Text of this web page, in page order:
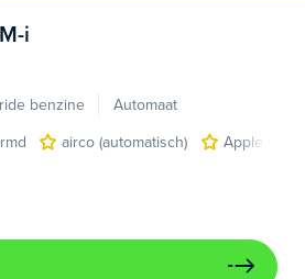
i
benzine
Automaat
airco (automatisch)
Apple